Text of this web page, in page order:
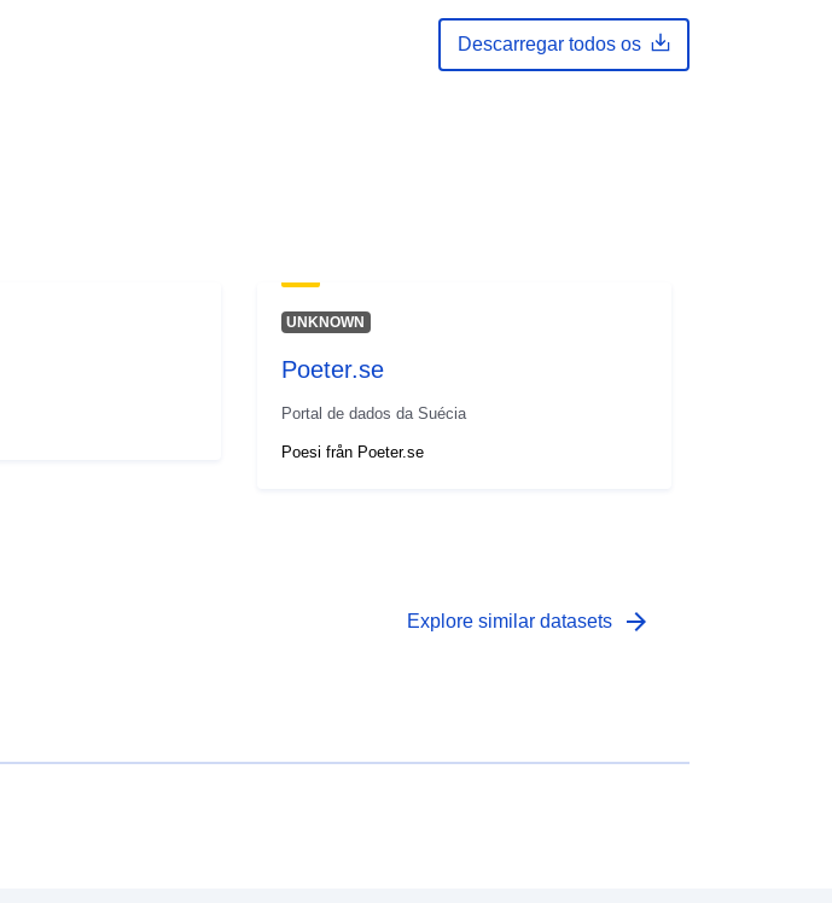
Descarregar todos os
UNKNOWN
Poeter.se
Portal de dados da Suécia
Poesi från Poeter.se
Explore similar datasets arrow_forward